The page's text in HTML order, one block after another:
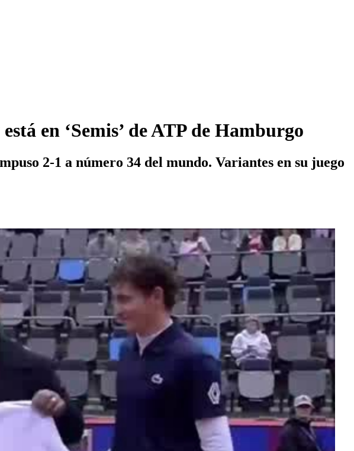
en ‘Semis’ de ATP de Hamburgo
2-1 a número 34 del mundo. Variantes en su juego